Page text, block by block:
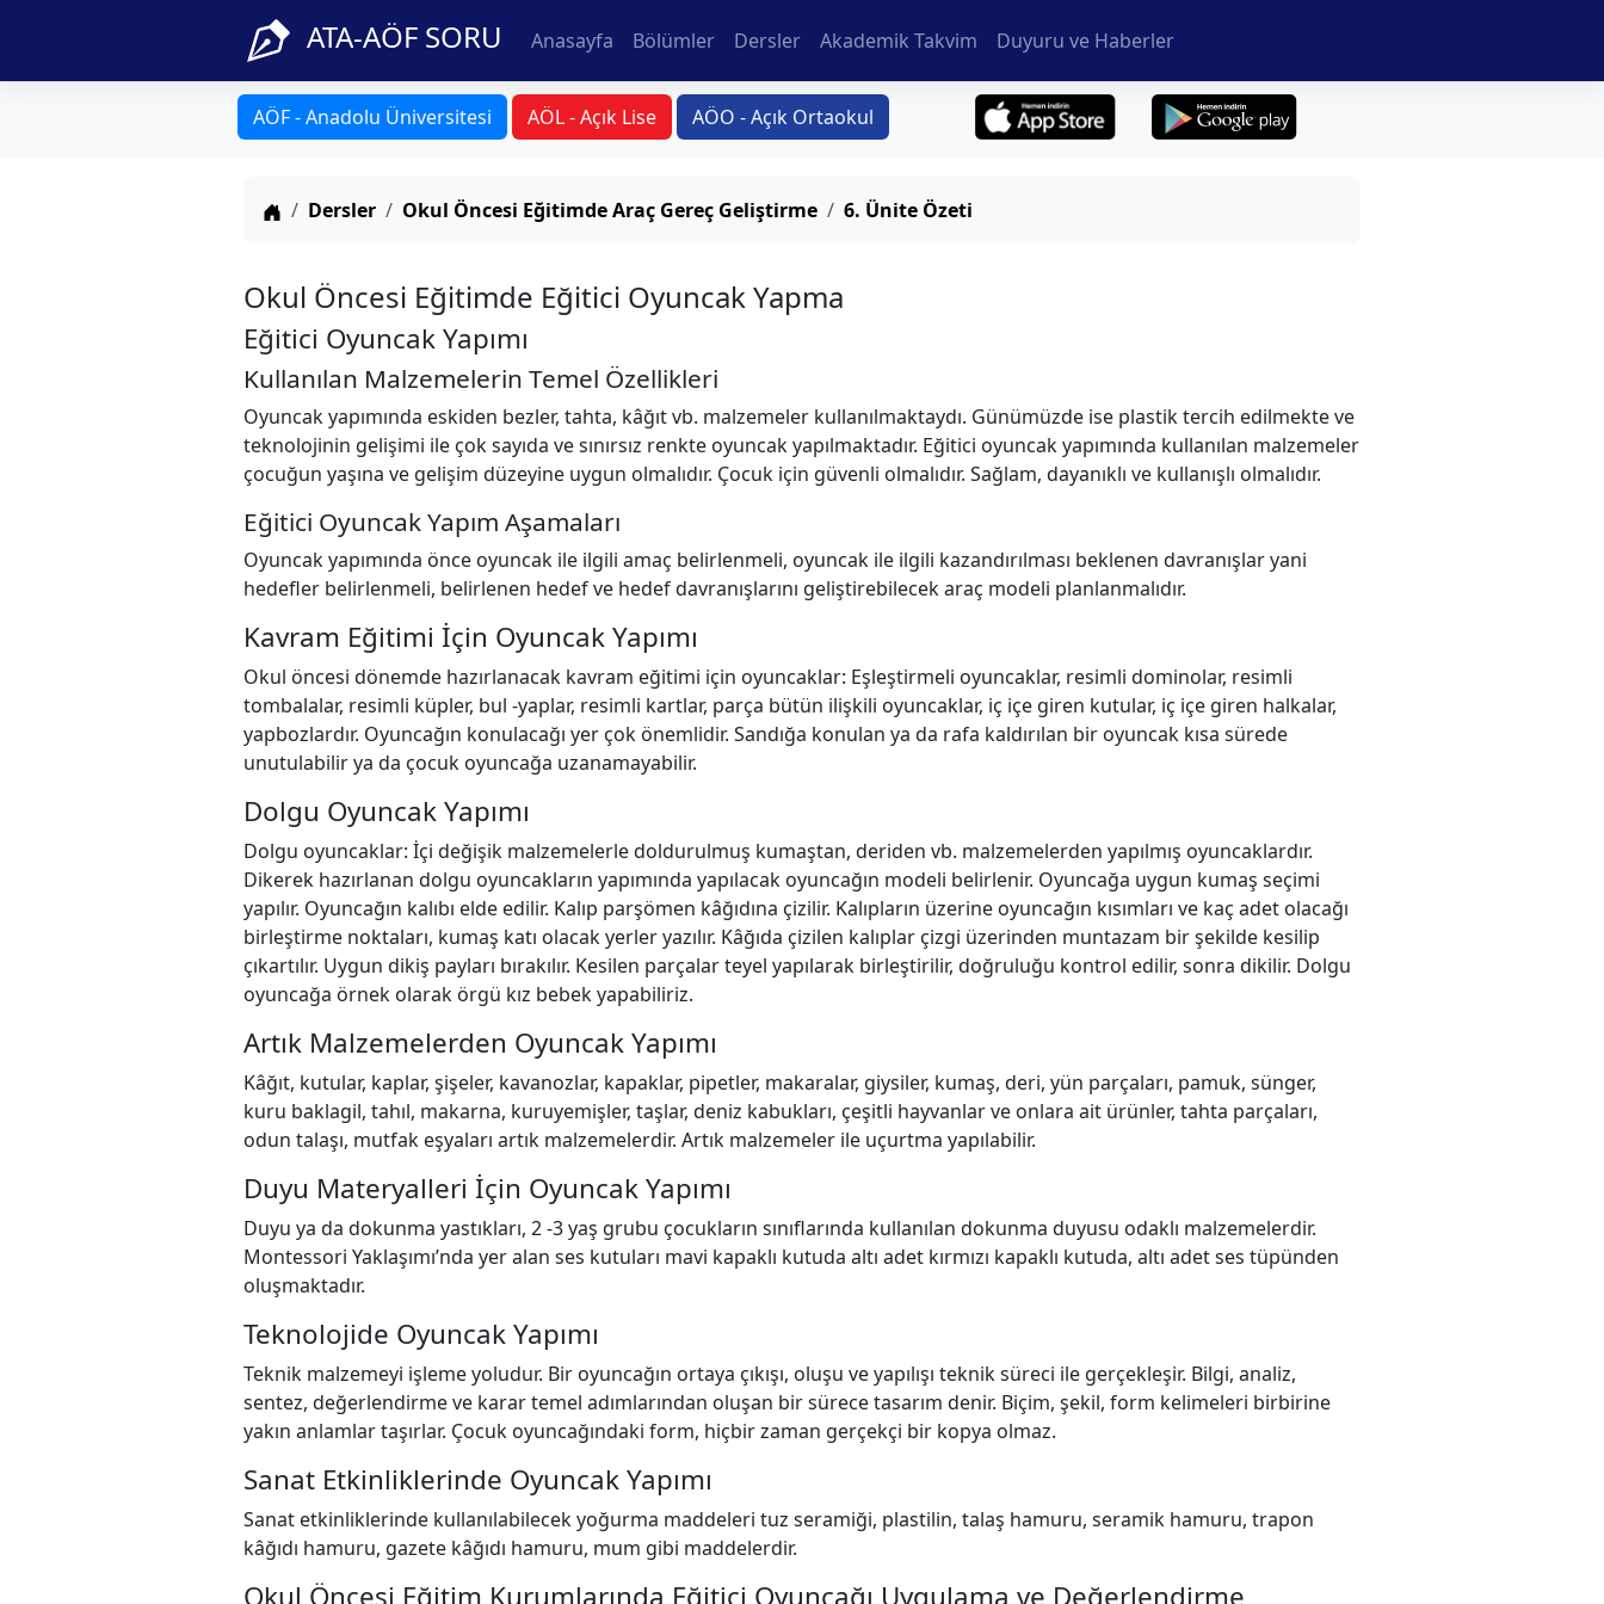
ATA-AÖF SORU Anasayfa Bölümler Dersler Akademik Takvim Duyuru ve Haberler
AÖF - Anadolu Üniversitesi AÖL - Açık Lise AÖO - Açık Ortaokul
Anasayfa
Dersler Okul Öncesi Eğitimde Araç Gereç Geliştirme 6. Ünite Özeti
Okul Öncesi Eğitimde Eğitici Oyuncak Yapma
Eğitici Oyuncak Yapımı
Kullanılan Malzemelerin Temel Özellikleri
Oyuncak yapımında eskiden bezler, tahta, kâğıt vb. malzemeler kullanılmaktaydı. Günümüzde ise plastik tercih edilmekte ve
teknolojinin gelişimi ile çok sayıda ve sınırsız renkte oyuncak yapılmaktadır. Eğitici oyuncak yapımında kullanılan malzemeler
çocuğun yaşına ve gelişim düzeyine uygun olmalıdır. Çocuk için güvenli olmalıdır. Sağlam, dayanıklı ve kullanışlı olmalıdır.
Eğitici Oyuncak Yapım Aşamaları
Oyuncak yapımında önce oyuncak ile ilgili amaç belirlenmeli, oyuncak ile ilgili kazandırılması beklenen davranışlar yani
hedefler belirlenmeli, belirlenen hedef ve hedef davranışlarını geliştirebilecek araç modeli planlanmalıdır.
Kavram Eğitimi İçin Oyuncak Yapımı
Okul öncesi dönemde hazırlanacak kavram eğitimi için oyuncaklar: Eşleştirmeli oyuncaklar, resimli dominolar, resimli
tombalalar, resimli küpler, bul -yaplar, resimli kartlar, parça bütün ilişkili oyuncaklar, iç içe giren kutular, iç içe giren halkalar,
yapbozlardır. Oyuncağın konulacağı yer çok önemlidir. Sandığa konulan ya da rafa kaldırılan bir oyuncak kısa sürede
unutulabilir ya da çocuk oyuncağa uzanamayabilir.
Dolgu Oyuncak Yapımı
Dolgu oyuncaklar: İçi değişik malzemelerle doldurulmuş kumaştan, deriden vb. malzemelerden yapılmış oyuncaklardır.
Dikerek hazırlanan dolgu oyuncakların yapımında yapılacak oyuncağın modeli belirlenir. Oyuncağa uygun kumaş seçimi
yapılır. Oyuncağın kalıbı elde edilir. Kalıp parşömen kâğıdına çizilir. Kalıpların üzerine oyuncağın kısımları ve kaç adet olacağı
birleştirme noktaları, kumaş katı olacak yerler yazılır. Kâğıda çizilen kalıplar çizgi üzerinden muntazam bir şekilde kesilip
çıkartılır. Uygun dikiş payları bırakılır. Kesilen parçalar teyel yapılarak birleştirilir, doğruluğu kontrol edilir, sonra dikilir. Dolgu
oyuncağa örnek olarak örgü kız bebek yapabiliriz.
Artık Malzemelerden Oyuncak Yapımı
Kâğıt, kutular, kaplar, şişeler, kavanozlar, kapaklar, pipetler, makaralar, giysiler, kumaş, deri, yün parçaları, pamuk, sünger,
kuru baklagil, tahıl, makarna, kuruyemişler, taşlar, deniz kabukları, çeşitli hayvanlar ve onlara ait ürünler, tahta parçaları,
odun talaşı, mutfak eşyaları artık malzemelerdir. Artık malzemeler ile uçurtma yapılabilir.
Duyu Materyalleri İçin Oyuncak Yapımı
Duyu ya da dokunma yastıkları, 2 -3 yaş grubu çocukların sınıflarında kullanılan dokunma duyusu odaklı malzemelerdir.
Montessori Yaklaşımı’nda yer alan ses kutuları mavi kapaklı kutuda altı adet kırmızı kapaklı kutuda, altı adet ses tüpünden
oluşmaktadır.
Teknolojide Oyuncak Yapımı
Teknik malzemeyi işleme yoludur. Bir oyuncağın ortaya çıkışı, oluşu ve yapılışı teknik süreci ile gerçekleşir. Bilgi, analiz,
sentez, değerlendirme ve karar temel adımlarından oluşan bir sürece tasarım denir. Biçim, şekil, form kelimeleri birbirine
yakın anlamlar taşırlar. Çocuk oyuncağındaki form, hiçbir zaman gerçekçi bir kopya olmaz.
Sanat Etkinliklerinde Oyuncak Yapımı
Sanat etkinliklerinde kullanılabilecek yoğurma maddeleri tuz seramiği, plastilin, talaş hamuru, seramik hamuru, trapon
kâğıdı hamuru, gazete kâğıdı hamuru, mum gibi maddelerdir.
Okul Öncesi Eğitim Kurumlarında Eğitici Oyuncağı Uygulama ve Değerlendirme